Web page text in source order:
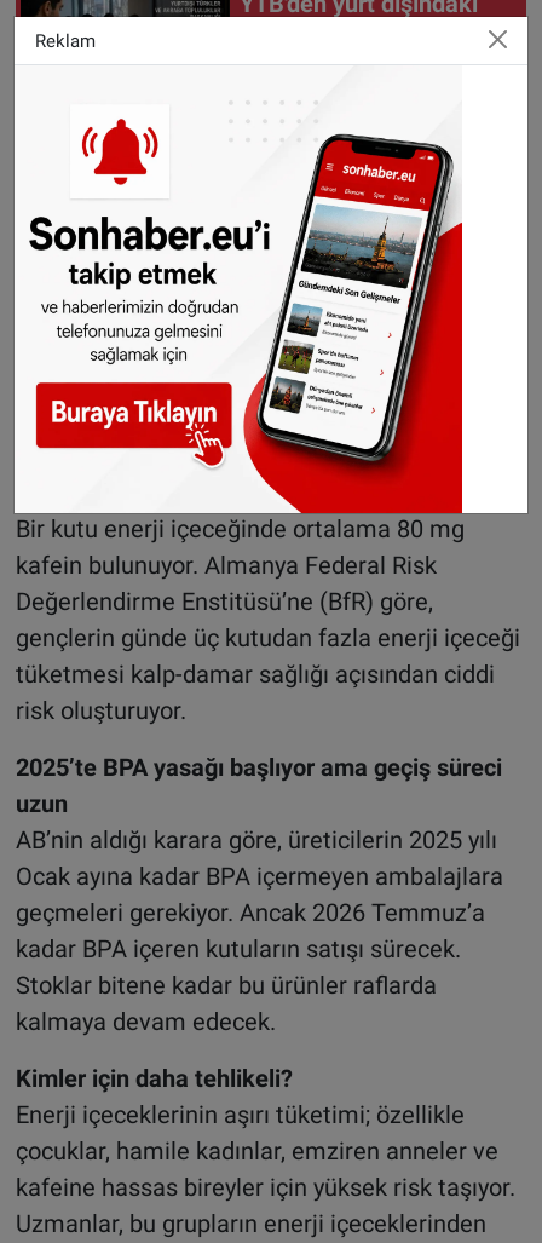
burs desteği
Şeker ve tatlandırıcı uyarısı
Pek çok enerji içeceği 100 mililitrede 10
gramdan fazla şeker içeriyor. Bu da 250 ml’lik
bir kutunun, Dünya Sağlık Örgütü’nün önerdiği
günlük şeker sınırını aşması anlamına geliyor.
Bazı markalar ise şeker yerine tatlandırıcı
kullanıyor. Ancak bu tatlandırıcıların, tatlıya olan
eğilimi artırdığı gerekçesiyle uzmanlar
tarafından olumsuz karşılandığı belirtildi.
Kafein sınırı: Gençler için 3 kutu tehlikeli
Bir kutu enerji içeceğinde ortalama 80 mg
kafein bulunuyor. Almanya Federal Risk
Değerlendirme Enstitüsü’ne (BfR) göre,
gençlerin günde üç kutudan fazla enerji içeceği
tüketmesi kalp-damar sağlığı açısından ciddi
risk oluşturuyor.
2025’te BPA yasağı başlıyor ama geçiş süreci
uzun
AB’nin aldığı karara göre, üreticilerin 2025 yılı
Ocak ayına kadar BPA içermeyen ambalajlara
geçmeleri gerekiyor. Ancak 2026 Temmuz’a
kadar BPA içeren kutuların satışı sürecek.
Stoklar bitene kadar bu ürünler raflarda
kalmaya devam edecek.
Kimler için daha tehlikeli?
Enerji içeceklerinin aşırı tüketimi; özellikle
çocuklar, hamile kadınlar, emziren anneler ve
kafeine hassas bireyler için yüksek risk taşıyor.
Uzmanlar, bu grupların enerji içeceklerinden
Reklam